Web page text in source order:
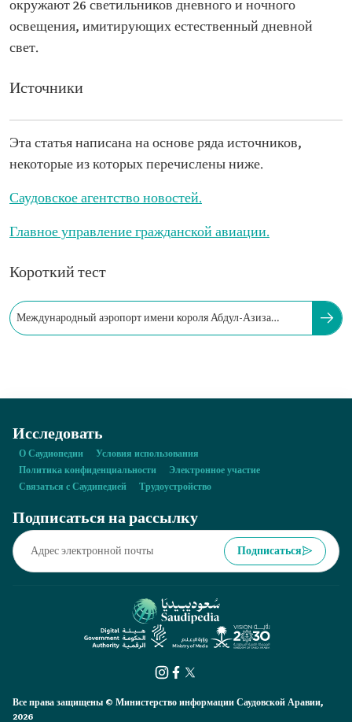
окружают 26 светильников дневного и ночного
освещения, имитирующих естественный дневной
свет.
Источники
Эта статья написана на основе ряда источников,
некоторые из которых перечислены ниже.
Саудовское агентство новостей.
Главное управление гражданской авиации.
Короткий тест
Международный аэропорт имени короля Абдул-Азиза
Исследовать
О Саудиопедии
Условия использования
Политика конфиденциальности
Электронное участие
Связаться с Саудипедией
Трудоустройство
Подписаться на рассылку
Подписаться
Все права защищены © Министерство информации Саудовской Аравии,
2026